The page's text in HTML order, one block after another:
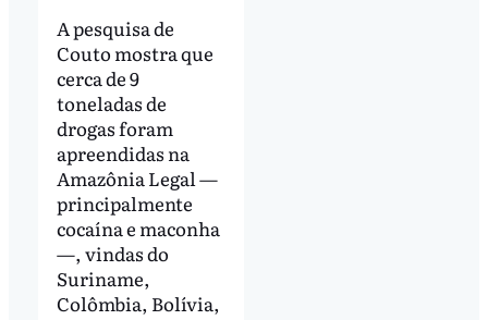
A pesquisa de
Couto mostra que
cerca de 9
toneladas de
drogas foram
apreendidas na
Amazônia Legal —
principalmente
cocaína e maconha
—, vindas do
Suriname,
Colômbia, Bolívia,